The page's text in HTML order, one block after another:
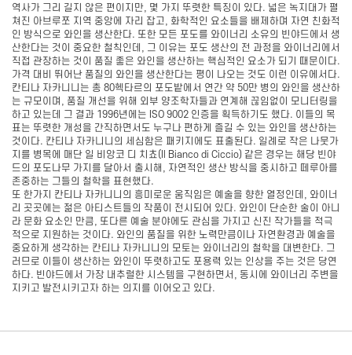
역사가 그리 길지 않은 편이지만, 몇 가지 뚜렷한 특징이 있다. 넓은 녹지대가 펼
쳐진 아브루쪼 지역 중앙에 자리 잡고, 화학적인 요소들을 배제하며 자연 친화적
인 방식으로 와인을 생산한다. 또한 모든 포도를 와이너리 소유의 빈야드에서 생
산한다는 것이 중요한 철칙인데, 그 이유는 포도 생산의 전 과정을 와이너리에서
직접 관장하는 것이 품질 좋은 와인을 생산하는 핵심적인 요소가 되기 때문이다.
가격 대비 뛰어난 품질의 와인을 생산한다는 평이 나오는 것도 이런 이유에서다.
칸티나 자카니니는 총 80헥타르의 포도밭에서 연간 약 50만 병의 와인을 생산하
는 규모이며, 품질 개선을 위해 외부 양조학자들과 연계해 끊임없이 모니터링을
하고 있는데 그 결과 1996년에는 ISO 9002 인증을 획득하기도 했다. 이들의 목
표는 뚜렷한 개성을 간직하면서도 누구나 편하게 즐길 수 있는 와인을 생산하는
것이다. 칸티나 자카니니의 세심함은 패키지에도 표출된다. 일례로 작은 나뭇가
지를 병목에 매단 일 비앙코 디 치쵸(Il Bianco di Ciccio) 같은 경우는 해당 빈야
드의 포도나무 가지를 달아서 출시해, 자연적인 생산 방식을 중시하고 떼루아를
존중하는 그들의 철학을 표현했다.
또 한가지 칸티나 자카니니의 흥미로운 움직임은 예술을 향한 열정인데, 와이너
리 곳곳에는 젊은 아티스트들의 작품이 전시되어 있다. 와인이 단순한 술이 아니
라 문화 요소인 만큼, 또다른 예술 분야에도 관심을 가지고 신진 작가들을 적극
적으로 지원하는 것이다. 와인의 품질을 위한 노력만큼이나 자연환경과 예술을
중요하게 생각하는 칸티나 자카니니의 모토는 와이너리의 철학을 대변한다. 그
러므로 이들이 생산하는 와인이 뚜렷하고도 포용력 있는 인상을 주는 것은 당연
하다. 빈야드에서 가장 내추럴한 시스템을 구현하면서, 동시에 와이너리 주변을
지키고 발전시키고자 하는 의지를 이어오고 있다.